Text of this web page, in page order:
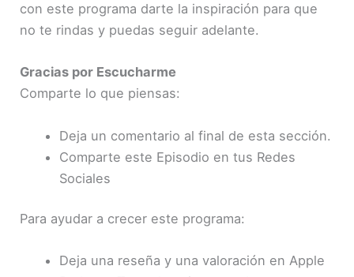
con este programa darte la inspiración para que
no te rindas y puedas seguir adelante.
Gracias por Escucharme
Comparte lo que piensas:
Deja un comentario al final de esta sección.
Comparte este Episodio en tus Redes
Sociales
Para ayudar a crecer este programa:
Deja una reseña y una valoración en Apple